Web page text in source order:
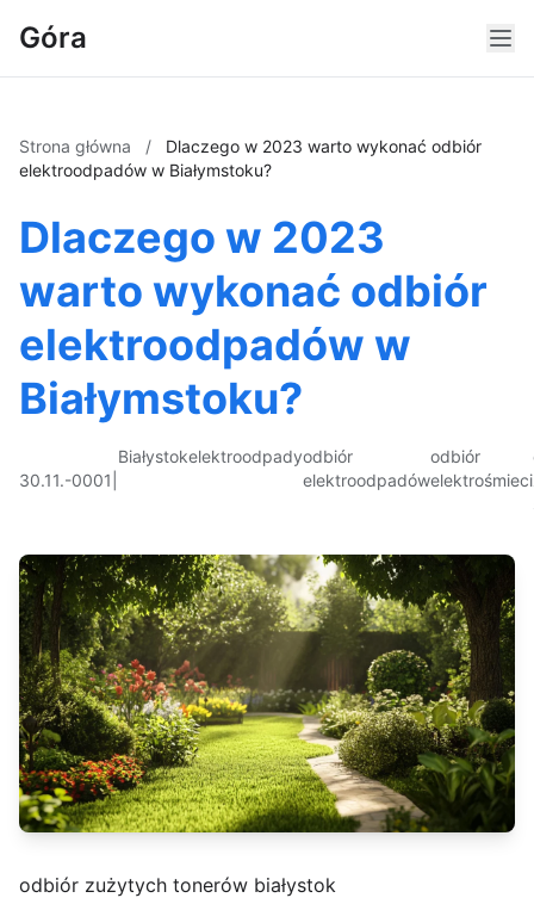
Góra
Strona główna /
Dlaczego w 2023 warto wykonać odbiór
elektroodpadów w Białymstoku?
Dlaczego w 2023
warto wykonać odbiór
elektroodpadów w
Białymstoku?
30.11.-0001
Białystokelektroodpadyodbiór
elektroodpadów
odbiór
elektrośmieci
odbiór zużytych tonerów białystok